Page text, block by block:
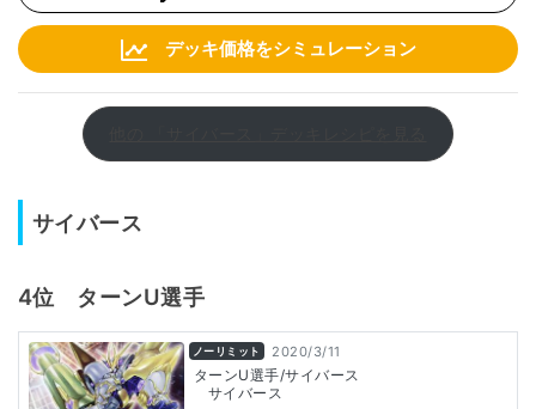
デッキ価格をシミュレーション
サイバース
4位 ターンU選手
ノーリミット 2020/3/11
ターンU選手/サイバース
サイバース